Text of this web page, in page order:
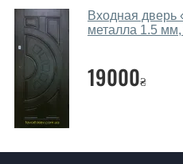
Вызов замерщика-
Вы производите
Да производим. Монтаж
производится согласно
воскресенья.
Входная дверь
металла 1.5
19000₴